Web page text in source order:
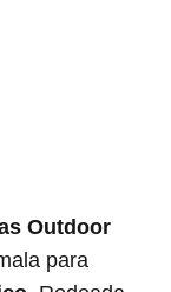
Outdoor
para